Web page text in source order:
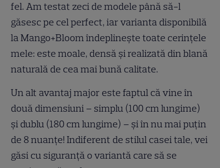
fel. Am testat zeci de modele până să-l
găsesc pe cel perfect, iar varianta disponibilă
la Mango+Bloom îndeplinește toate cerințele
mele: este moale, densă și realizată din blană
naturală de cea mai bună calitate.
Un alt avantaj major este faptul că vine în
două dimensiuni – simplu (100 cm lungime)
și dublu (180 cm lungime) – și în nu mai puțin
de 8 nuanțe! Indiferent de stilul casei tale, vei
găsi cu siguranță o variantă care să se